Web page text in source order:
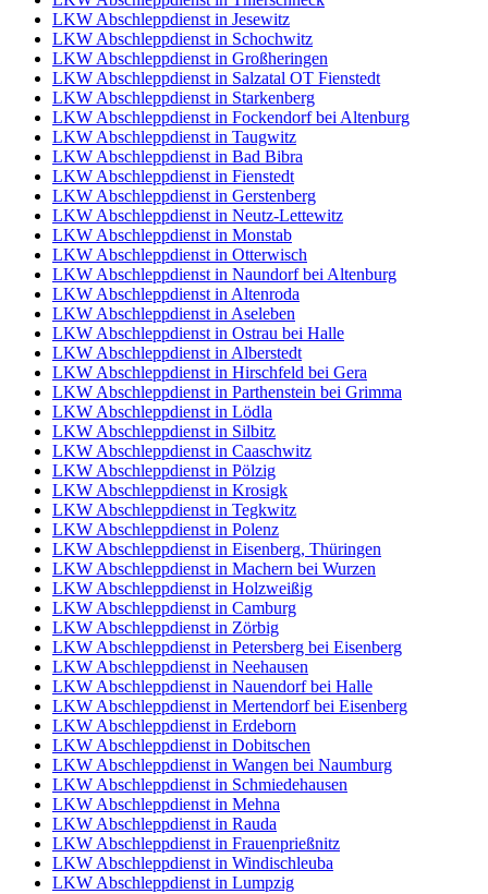
LKW Abschleppdienst in Jesewitz
LKW Abschleppdienst in Schochwitz
LKW Abschleppdienst in Großheringen
LKW Abschleppdienst in Salzatal OT Fienstedt
LKW Abschleppdienst in Starkenberg
LKW Abschleppdienst in Fockendorf bei Altenburg
LKW Abschleppdienst in Taugwitz
LKW Abschleppdienst in Bad Bibra
LKW Abschleppdienst in Fienstedt
LKW Abschleppdienst in Gerstenberg
LKW Abschleppdienst in Neutz-Lettewitz
LKW Abschleppdienst in Monstab
LKW Abschleppdienst in Otterwisch
LKW Abschleppdienst in Naundorf bei Altenburg
LKW Abschleppdienst in Altenroda
LKW Abschleppdienst in Aseleben
LKW Abschleppdienst in Ostrau bei Halle
LKW Abschleppdienst in Alberstedt
LKW Abschleppdienst in Hirschfeld bei Gera
LKW Abschleppdienst in Parthenstein bei Grimma
LKW Abschleppdienst in Lödla
LKW Abschleppdienst in Silbitz
LKW Abschleppdienst in Caaschwitz
LKW Abschleppdienst in Pölzig
LKW Abschleppdienst in Krosigk
LKW Abschleppdienst in Tegkwitz
LKW Abschleppdienst in Polenz
LKW Abschleppdienst in Eisenberg, Thüringen
LKW Abschleppdienst in Machern bei Wurzen
LKW Abschleppdienst in Holzweißig
LKW Abschleppdienst in Camburg
LKW Abschleppdienst in Zörbig
LKW Abschleppdienst in Petersberg bei Eisenberg
LKW Abschleppdienst in Neehausen
LKW Abschleppdienst in Nauendorf bei Halle
LKW Abschleppdienst in Mertendorf bei Eisenberg
LKW Abschleppdienst in Erdeborn
LKW Abschleppdienst in Dobitschen
LKW Abschleppdienst in Wangen bei Naumburg
LKW Abschleppdienst in Schmiedehausen
LKW Abschleppdienst in Mehna
LKW Abschleppdienst in Rauda
LKW Abschleppdienst in Frauenprießnitz
LKW Abschleppdienst in Windischleuba
LKW Abschleppdienst in Lumpzig